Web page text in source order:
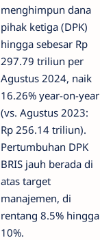
menghimpun dana
pihak ketiga (DPK)
hingga sebesar Rp
297.79 triliun per
Agustus 2024, naik
16.26% year-on-year
(vs. Agustus 2023:
Rp 256.14 triliun).
Pertumbuhan DPK
BRIS jauh berada di
atas target
manajemen, di
rentang 8.5% hingga
10%.